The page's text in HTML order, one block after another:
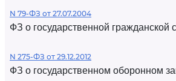
N 79-ФЗ от 27.07.2004
ФЗ о государственной гражданской
N 275-ФЗ от 29.12.2012
ФЗ о государственном оборонном